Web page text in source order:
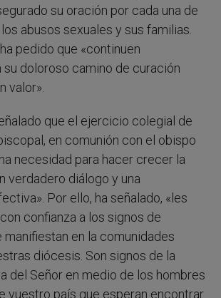
su oración por cada una de
abusos sexuales y sus familias.
pedido que «continuen
su doloroso camino de curación
valor».
que el ejercicio colegial de
en comunión con el obispo
necesidad para hacer crecer la
verdadero diálogo y una
Por ello, ha señalado, «les
confianza a los signos de
manifiestan en la comunidades
diócesis. Son signos de la
del Señor en medio de los hombres
vuestro país que esperan encontrar